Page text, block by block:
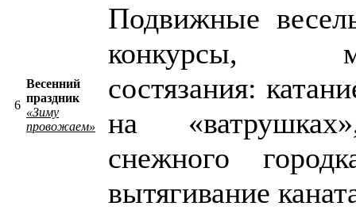
6
Весенний
праздник
«Зиму
провожаем»
Подвижные
конкурсы,
состязания:
на
снежного
вытягивание